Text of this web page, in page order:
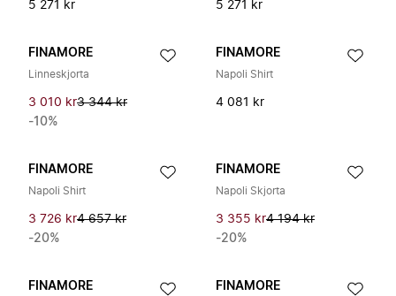
5 271 kr 5 271 kr
FINAMORE
Linneskjorta
3 010 kr3 344 kr
-10%
FINAMORE
Napoli Shirt
4 081 kr
FINAMORE
Napoli Shirt
3 726 kr4 657 kr
-20%
FINAMORE
Napoli Skjorta
3 355 kr4 194 kr
-20%
FINAMORE FINAMORE